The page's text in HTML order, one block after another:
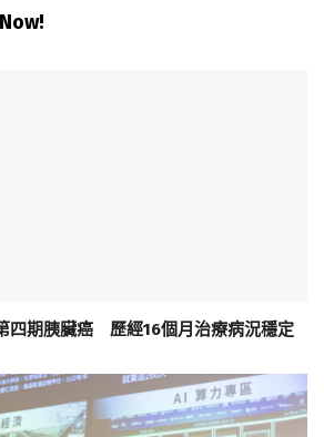
四期胰臟癌 歷經16個月治療病況穩定